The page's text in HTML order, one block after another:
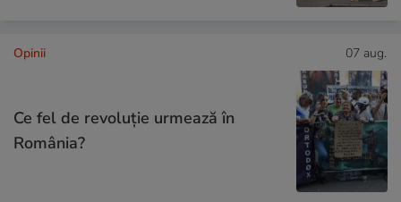
Opinii 07 aug.
Ce fel de revoluție urmează în
România?